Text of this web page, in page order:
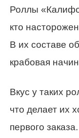
Роллы
кто
В их составе
крабовая
Вкус у таких
что делает их
первого заказа.